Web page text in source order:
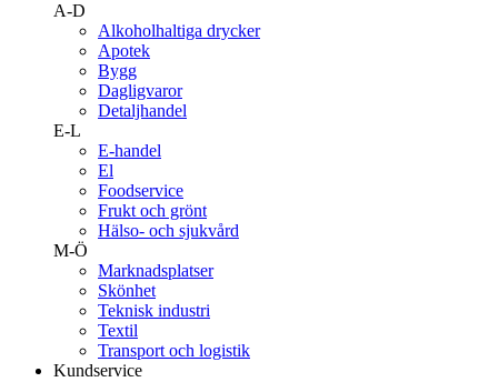
A-D
Alkoholhaltiga drycker
Apotek
Bygg
Dagligvaror
Detaljhandel
E-L
E-handel
El
Foodservice
Frukt och grönt
Hälso- och sjukvård
M-Ö
Marknadsplatser
Skönhet
Teknisk industri
Textil
Transport och logistik
Kundservice